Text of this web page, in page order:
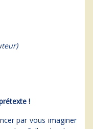
!
par vous imaginer